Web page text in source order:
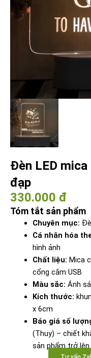
Đèn LED
đạp
330.000 đ
Tóm tắt sản phẩm
Chuyên mục:
Cá nhân hóa
hình ảnh
Chất liệu: Mica
cổng cắm USB
Màu sắc: Ánh
Kích thước:
x 6cm
Báo giá số
(Thuy) – chiết
sản phẩm trở lên.